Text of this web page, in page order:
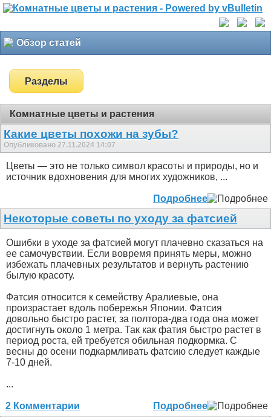
Обзор статей
Разделы
Комнатные цветы и растения
Какие цветы похожи на зубы?
Опубликовано 27.11.2024 14:07
Цветы — это не только символ красоты и природы, но и
источник вдохновения для многих художников, ...
Подробнее
Некоторые советы по уходу за фатсией
Ошибки в уходе за фатсией могут плачевно сказаться на
ее самочувствии. Если вовремя принять меры, можно
избежать плачевных результатов и вернуть растению
былую красоту.
Фатсия относится к семейству Аралиевые, она
произрастает вдоль побережья Японии. Фатсия
довольно быстро растет, за полтора-два года она может
достигнуть около 1 метра. Так как фатия быстро растет в
период роста, ей требуется обильная подкормка. С
весны до осени подкармливать фатсию следует каждые
7-10 дней.
...
2 Комментарии Подробнее